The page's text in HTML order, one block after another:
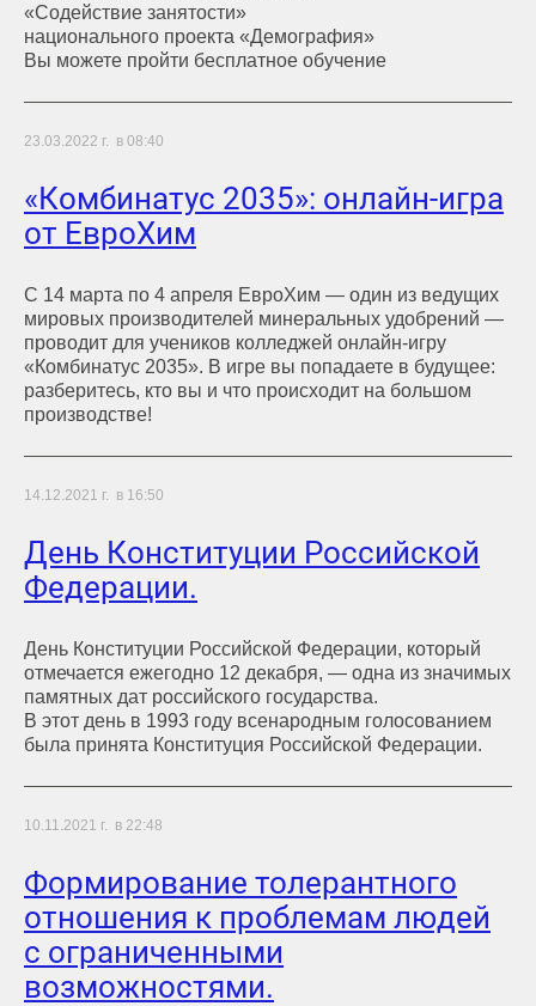
«Содействие занятости»
национального проекта «Демография»
Вы можете пройти бесплатное обучение
23.03.2022 г. в 08:40
«Комбинатус 2035»: онлайн-игра
от ЕвроХим
С 14 марта по 4 апреля ЕвроХим — один из ведущих
мировых производителей минеральных удобрений —
проводит для учеников колледжей онлайн-игру
«Комбинатус 2035». В игре вы попадаете в будущее:
разберитесь, кто вы и что происходит на большом
производстве!
14.12.2021 г. в 16:50
День Конституции Российской
Федерации.
День Конституции Российской Федерации, который
отмечается ежегодно 12 декабря, — одна из значимых
памятных дат российского государства.
В этот день в 1993 году всенародным голосованием
была принята Конституция Российской Федерации.
10.11.2021 г. в 22:48
Формирование толерантного
отношения к проблемам людей
с ограниченными
возможностями.